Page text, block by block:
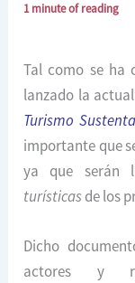
1 minute of reading
Tal como se ha
lanzado la
Turismo
importante que
ya que serán
turísticas de los
Dicho
actores y